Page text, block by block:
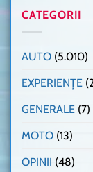
CATEGORII
AUTO (5.010)
EXPERIENȚE
GENERALE (7)
MOTO (13)
OPINII (48)